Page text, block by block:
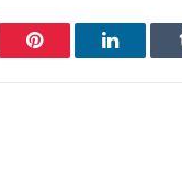
Pinterest LinkedIn